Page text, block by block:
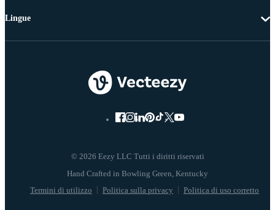
© 2026 Eezy LLC Tutti i diritti riservati
Termini di utilizzo Politica sulla privacy Politica di uso corretto
Lingue